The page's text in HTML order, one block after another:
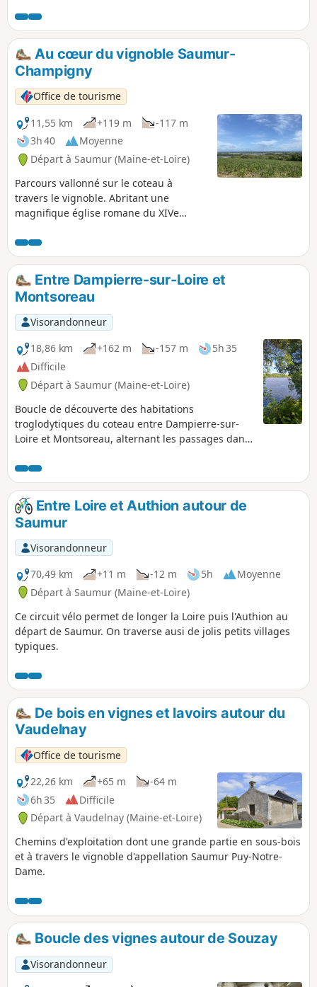
Au cœur du vignoble Saumur-
Champigny
Office de tourisme
11,55 km
+119 m
-117 m
3h 40
Moyenne
Départ à Saumur (Maine-et-Loire)
Parcours vallonné sur le coteau à
travers le vignoble. Abritant une
magnifique église romane du XIVe
Marguerite d’Anjou serait décédée.
Dampierre-sur-Loire est aussi réputé en
tant que commune de l’appellation
Saumur-Champigny. Attention : portion
impraticable en bord de Loire en cas de
crue.
Entre Dampierre-sur-Loire et
Montsoreau
Visorandonneur
18,86 km
+162 m -157 m
5h 35
Difficile
Départ à Saumur (Maine-et-Loire)
Boucle de découverte des habitations
troglodytiques du coteau entre Dampierre-sur-
Loire et Montsoreau, alternant les passages dans
l'atypique "Clos Cristal", la falaise de tuffeau
façonnée par l'homme et l'érosion, dominant la
Loire, les villages remarquables et leur
patrimoine et la rive gauche de la Loire sauvage.
Entre Loire et Authion autour de
Saumur
Visorandonneur
70,49 km
+11 m -12 m 5h
Moyenne
Départ à Saumur (Maine-et-Loire)
Ce circuit vélo permet de longer la Loire puis l'Authion au
départ de Saumur. On traverse ausi de jolis petits villages
typiques.
De bois en vignes et lavoirs autour du
Vaudelnay
Office de tourisme
22,26 km
+65 m
-64 m
6h 35
Difficile
Départ à Vaudelnay (Maine-et-Loire)
Chemins d'exploitation dont une grande partie en sous-bois
et à travers le vignoble d'appellation Saumur Puy-Notre-
Dame.
Boucle des vignes autour de Souzay
Visorandonneur